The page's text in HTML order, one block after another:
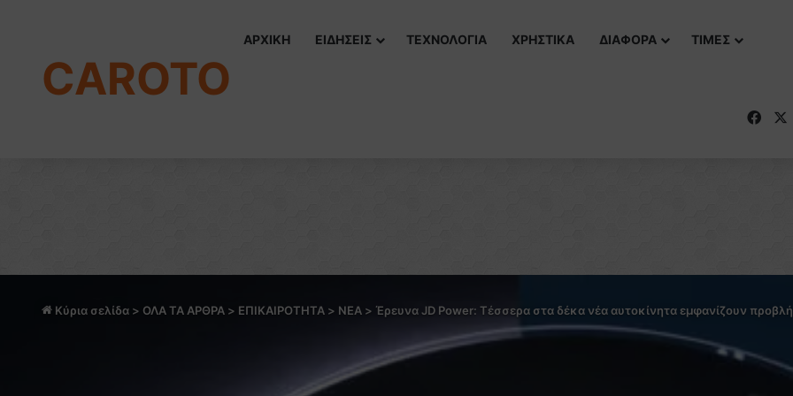
CAROTO
ΑΡΧΙΚΗ ΕΙΔΗΣΕΙΣ ΤΕΧΝΟΛΟΓΙΑ ΧΡΗΣΤΙΚΑ ΔΙΑΦΟΡΑ ΤΙΜΕΣ
Κύρια σελίδα > ΟΛΑ ΤΑ ΑΡΘΡΑ > ΕΠΙΚΑΙΡΟΤΗΤΑ > NEA > Έρευνα JD Power: Τέσσερα στα δέκα νέα αυτοκίνητα εμφανίζουν